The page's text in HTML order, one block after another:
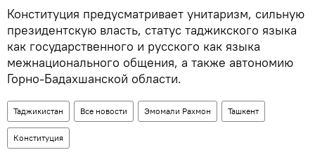
Конституция предусматривает унитаризм, сильную
президентскую власть, статус таджикского языка
как государственного и русского как языка
межнационального общения, а также автономию
Горно-Бадахшанской области.
Таджикистан Все новости Эмомали Рахмон Ташкент
Конституция